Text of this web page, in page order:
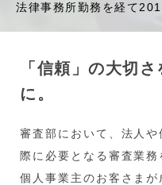
法律事務所勤務を経て
「信頼」の大切
に。
審査部において、法人
際に必要となる審査業
個人事業主のお客さま